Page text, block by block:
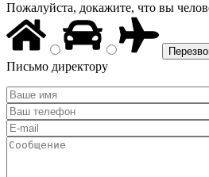
Пожалуйста, докажите, что вы
Письмо директору